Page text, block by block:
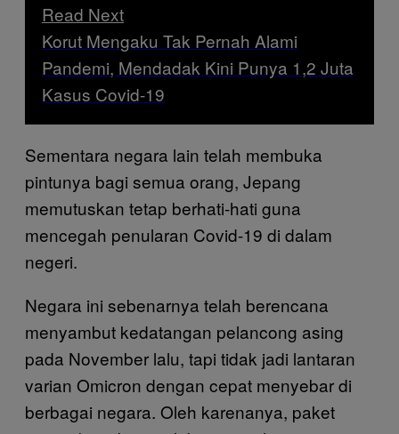
Read Next
Korut Mengaku Tak Pernah Alami
Pandemi, Mendadak Kini Punya 1,2 Juta
Kasus Covid-19
Sementara negara lain telah membuka
pintunya bagi semua orang, Jepang
memutuskan tetap berhati-hati guna
mencegah penularan Covid-19 di dalam
negeri.
Negara ini sebenarnya telah berencana
menyambut kedatangan pelancong asing
pada November lalu, tapi tidak jadi lantaran
varian Omicron dengan cepat menyebar di
berbagai negara. Oleh karenanya, paket